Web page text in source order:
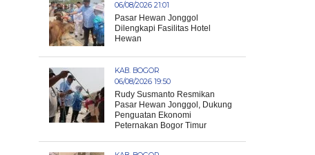
06/08/2026 21:01
Pasar Hewan Jonggol
Dilengkapi Fasilitas Hotel
Hewan
KAB. BOGOR
06/08/2026 19:50
Rudy Susmanto Resmikan
Pasar Hewan Jonggol, Dukung
Penguatan Ekonomi
Peternakan Bogor Timur